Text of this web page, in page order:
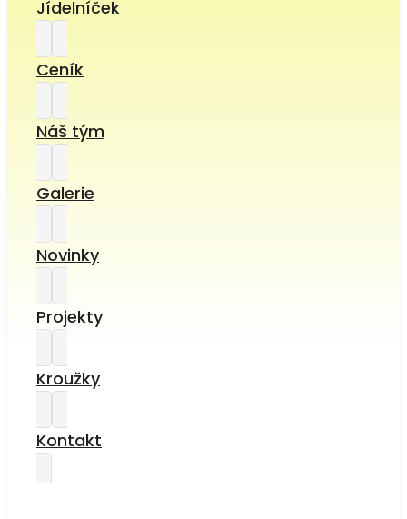
Jídelníček
Ceník
Náš tým
Galerie
Novinky
Projekty
Kroužky
Kontakt